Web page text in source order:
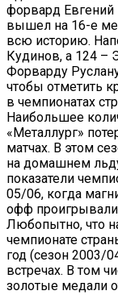
форвард Евгений
вышел на 16-е
всю историю.
Кудинов, а 124 –
Форварду
чтобы отметить
в чемпионатах
Наибольшее
«Металлург»
матчах. В этом
на домашнем
показатели
05/06, когда
офф проигрывали
Любопытно, что
чемпионате
год (сезон 2003/
встречах. В том
золотые медали